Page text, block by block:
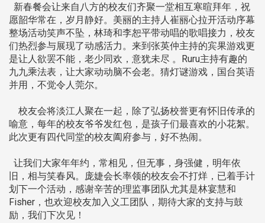
新春餐会让来自八方的校友们齐聚一堂相互寒暄拜年，祝
愿韶华常在，岁月静好。美丽的主持人崔丽心拉开活动序幕
整场活动笑声不坠，林琦和李恕平带动唱的歌唱接力，校友
们热烈参与展现了动感活力。来到张英仲主持的宾果游戏更
是让人欲罢不能，老少同欢，意犹未尽 。Ruru主持有趣的
九九乘法表，让大家动动脑不会老。猜灯谜游戏，国台英语
并用，不觉令人莞尔。
校友会将淡江人聚在一起，除了弘扬校誉更有怀旧传承的
喻意，每年的校友爷爷发红包，是孩子们最喜欢的小花絮。
此次更有四代同堂的校友阖府参与，好不热闹。
让我们大家年年约，常相见，但无事，身强健，明年依
旧，相与笑春风。庞婕会长率领的校友会不打烊，已着手计
划下一个活动，感谢辛苦的理监事团队尤其是林宴慧和
Fisher，也欢迎校友加入义工团队，期待大家的支持与鼓
励，我们下次见！